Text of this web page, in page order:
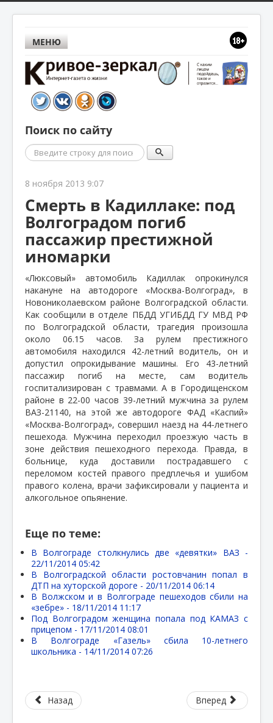
МЕНЮ
Поиск по сайту
Поиск
8 ноября 2013 9:07
Смерть в Кадиллаке: под
Волгоградом погиб
пассажир престижной
иномарки
«Люксовый» автомобиль Кадиллак опрокинулся
накануне на автодороге «Москва-Волгоград», в
Новониколаевском районе Волгоградской области.
Как сообщили в отделе ПБДД УГИБДД ГУ МВД РФ
по Волгоградской области, трагедия произошла
около 06.15 часов. За рулем престижного
автомобиля находился 42-летний водитель, он и
допустил опрокидывание машины. Его 43-летний
пассажир погиб на месте, сам водитель
госпитализирован с травмами. А в Городищенском
районе в 22-00 часов 39-летний мужчина за рулем
ВАЗ-21140, на этой же автодороге ФАД «Каспий»
«Москва-Волгоград», совершил наезд на 44-летнего
пешехода. Мужчина переходил проезжую часть в
зоне действия пешеходного перехода. Правда, в
больнице, куда доставили пострадавшего с
переломом костей правого предплечья и ушибом
правого колена, врачи зафиксировали у пациента и
алкогольное опьянение.
Еще по теме:
В Волгограде столкнулись две «девятки» ВАЗ -
22/11/2014 05:42
В Волгоградской области ростовчанин попал в
ДТП на хуторской дороге - 20/11/2014 06:14
В Волжском и в Волгограде пешеходов сбили на
«зебре» - 18/11/2014 11:17
Под Волгоградом женщина попала под КАМАЗ с
прицепом - 17/11/2014 08:01
В Волгограде «Газель» сбила 10-летнего
школьника - 14/11/2014 07:26
Назад Вперед